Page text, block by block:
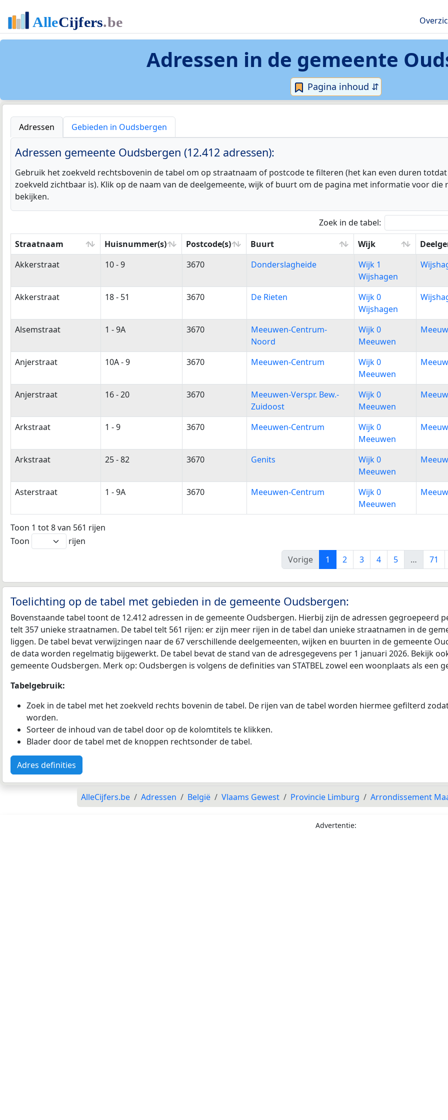
Adressen in de gemeente
Pagina inhoud ⇵
Adressen Gebieden in Oudsbergen
Adressen gemeente Oudsbergen (12.412 adressen):
Gebruik het zoekveld rechtsbovenin de tabel om op straatnaam of postcode te filteren (het kan even duren
zoekveld zichtbaar is). Klik op de naam van de deelgemeente, wijk of buurt om de pagina met informatie voor die
bekijken.
Zoek in de tabel:
Straatnaam
Huisnummer(s) Postcode(s) Buurt Wijk
Straatnaam
Huisnummer(s) Postcode(s) Buurt Wijk
Akkerstraat 10 - 9 3670 Donderslagheide
Wijk 1
Wijshagen
Akkerstraat 18 - 51 3670 De Rieten
Wijk 0
Wijshagen
Alsemstraat 1 - 9A 3670
Meeuwen-Centrum-
Noord
Wijk 0
Meeuwen
Anjerstraat 10A - 9 3670 Meeuwen-Centrum
Wijk 0
Meeuwen
Anjerstraat 16 - 20 3670
Meeuwen-Verspr. Bew.-
Zuidoost
Wijk 0
Meeuwen
Arkstraat 1 - 9 3670 Meeuwen-Centrum
Wijk 0
Meeuwen
Arkstraat 25 - 82 3670 Genits
Wijk 0
Meeuwen
Asterstraat 1 - 9A 3670 Meeuwen-Centrum
Wijk 0
Meeuwen
Toon 1 tot 8 van 561 rijen
Toon
rijen
Vorige
1 2 3 4 5 … 71
Toelichting op de tabel met gebieden in de gemeente Oudsbergen:
Bovenstaande tabel toont de 12.412 adressen in de gemeente Oudsbergen. Hierbij zijn de adressen gegroepeerd
telt 357 unieke straatnamen. De tabel telt 561 rijen: er zijn meer rijen in de tabel dan unieke straatnamen in de
liggen. De tabel bevat verwijzingen naar de 67 verschillende deelgemeenten, wijken en buurten in de gemeente
de data worden regelmatig bijgewerkt. De tabel bevat de stand van de adresgegevens per 1 januari 2026. Bekijk
gemeente Oudsbergen. Merk op: Oudsbergen is volgens de definities van STATBEL zowel een woonplaats als een
Tabelgebruik:
Zoek in de tabel met het zoekveld rechts bovenin de tabel. De rijen van de tabel worden hiermee gefilterd
worden.
Sorteer de inhoud van de tabel door op de kolomtitels te klikken.
Blader door de tabel met de knoppen rechtsonder de tabel.
Adres definities
AlleCijfers.be Adressen België Vlaams Gewest Provincie Limburg Arrondissement
Advertentie: